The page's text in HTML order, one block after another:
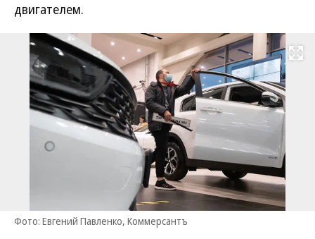
двигателем.
Развернуть
Фото: Евгений Павленко, Коммерсантъ